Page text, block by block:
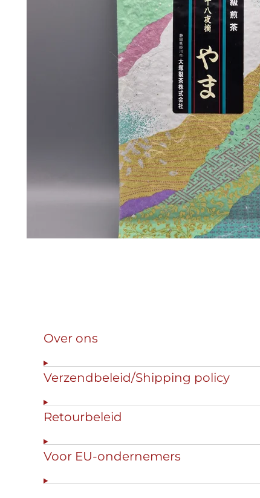
Over ons
Verzendbeleid/Shipping policy
Retourbeleid
Voor EU-ondernemers